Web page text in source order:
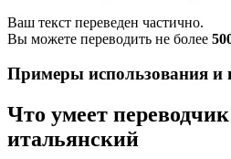
Ваш текст переведен частично.
Вы можете переводить не более
Примеры использования и
Что умеет
итальянский